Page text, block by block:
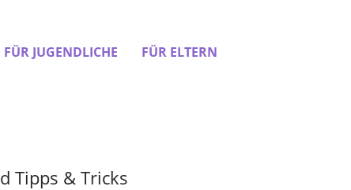
FÜR JUGENDLICHE FÜR ELTERN
Tipps & Tricks